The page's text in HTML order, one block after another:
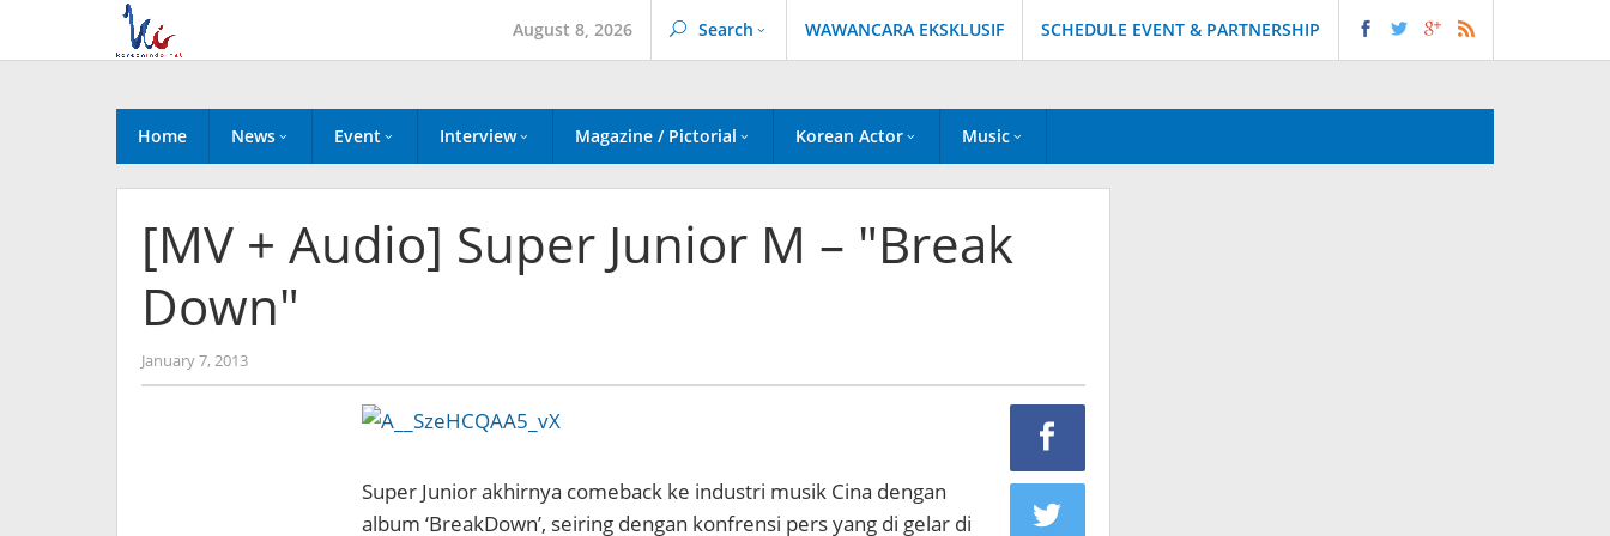
content
August 8, 2026 Search WAWANCARA EKSKLUSIF SCHEDULE EVENT & PARTNERSHIP
Home News Event Interview Magazine / Pictorial Korean Actor Music
[MV + Audio] Super Junior M – "Break
Down"
January 7, 2013by
Koreanindo
Super Junior akhirnya comeback ke industri musik Cina dengan
album ‘BreakDown’, seiring dengan konfrensi pers yang di gelar di